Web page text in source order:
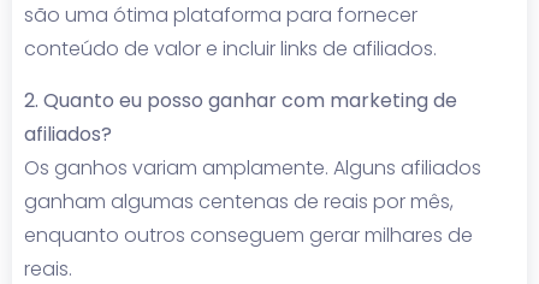
são uma ótima plataforma para fornecer
conteúdo de valor e incluir links de afiliados.
2. Quanto eu posso ganhar com marketing de
afiliados?
Os ganhos variam amplamente. Alguns afiliados
ganham algumas centenas de reais por mês,
enquanto outros conseguem gerar milhares de
reais.